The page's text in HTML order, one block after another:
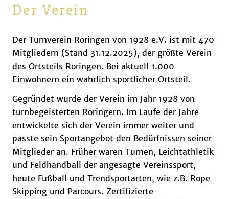
Der Verein
Der Turnverein Roringen von 1928 e.V. ist mit 470
Mitgliedern (Stand 31.12.2025), der größte Verein
des Ortsteils Roringen. Bei aktuell 1.000
Einwohnern ein wahrlich sportlicher Ortsteil.
Gegründet wurde der Verein im Jahr 1928 von
turnbegeisterten Roringern. Im Laufe der Jahre
entwickelte sich der Verein immer weiter und
passte sein Sportangebot den Bedürfnissen seiner
Mitglieder an. Früher waren Turnen, Leichtathletik
und Feldhandball der angesagte Vereinssport,
heute Fußball und Trendsportarten, wie z.B. Rope
Skipping und Parcours. Zertifizierte